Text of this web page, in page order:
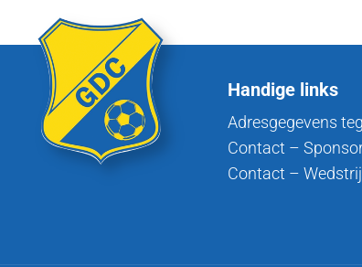
Handige links
Adresgegevens
Contact –
Contact –